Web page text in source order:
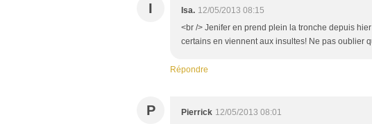
I Isa. 12/05/2013 08:15
<br /> Jenifer en prend plein la tronche depuis
certains en viennent aux insultes! Ne pas oublier
Répondre
P Pierrick 12/05/2013 08:01